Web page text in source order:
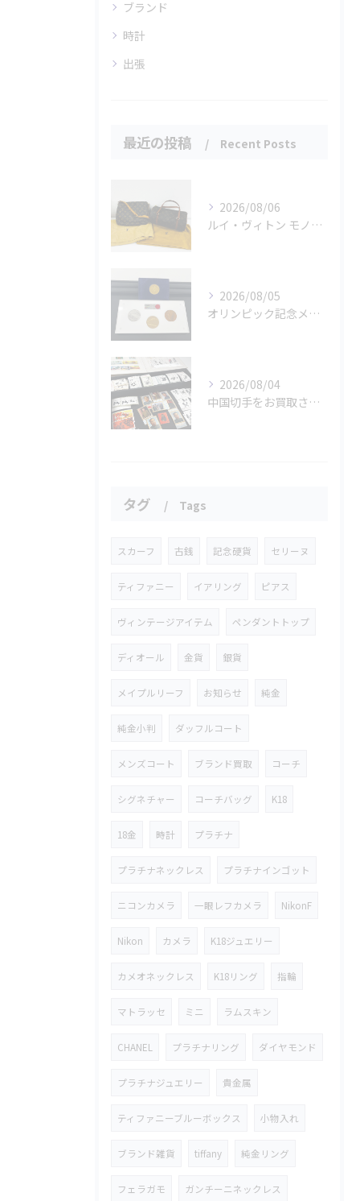
ブランド
時計
出張
最近の投稿 Recent Posts
2026/08/06
ルイ・ヴィトン モノグラムバッグ2点をお買取させていただきました✨
2026/08/05
オリンピック記念メダルとメイプルリーフコインをお買取りさせていただきました🏅✨
2026/08/04
中国切手をお買取させていただきました📮✨
タグ Tags
スカーフ 古銭 記念硬貨 セリーヌ
ティファニー イアリング ピアス
ヴィンテージアイテム ペンダントトップ
ディオール 金貨 銀貨
メイプルリーフ お知らせ 純金
純金小判 ダッフルコート
メンズコート ブランド買取 コーチ
シグネチャー コーチバッグ K18
18金 時計 プラチナ
プラチナネックレス プラチナインゴット
ニコンカメラ 一眼レフカメラ NikonF
Nikon カメラ K18ジュエリー
カメオネックレス K18リング 指輪
マトラッセ ミニ ラムスキン
CHANEL プラチナリング ダイヤモンド
プラチナジュエリー 貴金属
ティファニーブルーボックス 小物入れ
ブランド雑貨 tiffany 純金リング
フェラガモ ガンチーニネックレス